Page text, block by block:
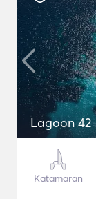
Lagoon 42
Katamaran